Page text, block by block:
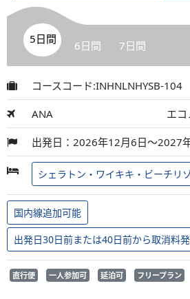
5日間 6日間 7日間
コースコード:INHNLNHYSB-104
ANA エコ
出発日：2026年12月6日～2027
シェラトン・ワイキキ・ビーチリ
国内線追加可能
出発日30日前または40日前から取消料
直行便 一人参加可 延泊可 フリープラン